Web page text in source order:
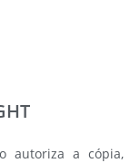
autoriza a cópia,